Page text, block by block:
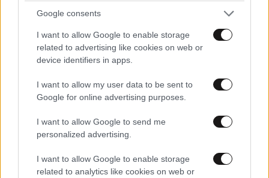
Google consents
I want to allow Google to enable storage
related to advertising like cookies on web or
device identifiers in apps.
I want to allow my user data to be sent to
Google for online advertising purposes.
I want to allow Google to send me
personalized advertising.
I want to allow Google to enable storage
related to analytics like cookies on web or
ΣΧΌΛΙΑ ΑΝΑΓΝΩΣΤΏΝ